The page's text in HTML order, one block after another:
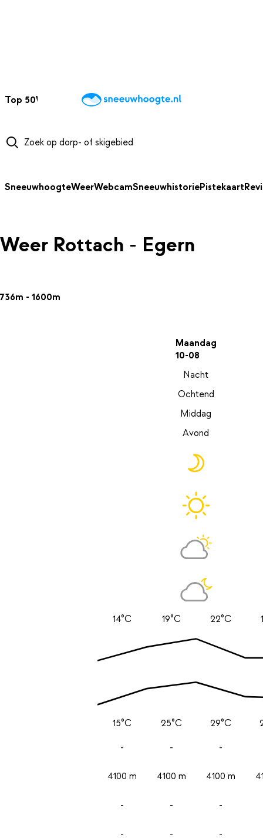
Top 50Webcams WintersportweerKaarten
SneeuwhoogteWeerWebcamSneeuwhistoriePistekaart
Weer Rottach - Egern
736m - 1600m
Maandag
10-08
Nacht
Ochtend
Middag
Avond
14°C
15°C
-
4100 m
-
-
19°C
25°C
-
4100 m
-
-
22°C
29°C
-
4100 m
-
-